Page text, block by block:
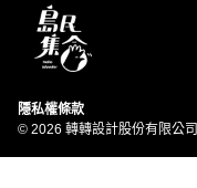
隱私權條款
© 2026 轉轉設計股份有限公司